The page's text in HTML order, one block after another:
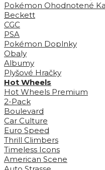
Pokémon Ohodnotené
Beckett
CGC
PSA
Pokémon Doplnky
Obaly
Albumy
Plyšové Hračky
Hot Wheels
Hot Wheels Premium
2-Pack
Boulevard
Car Culture
Euro Speed
Thrill Climbers
Timeless Icons
American Scene